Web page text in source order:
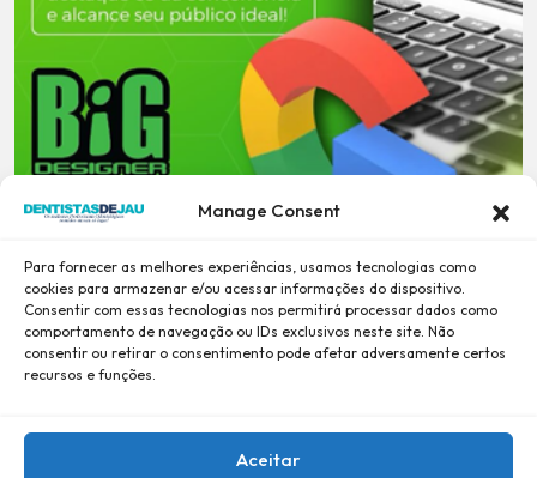
Manage Consent
Para fornecer as melhores experiências, usamos tecnologias como
cookies para armazenar e/ou acessar informações do dispositivo.
Consentir com essas tecnologias nos permitirá processar dados como
comportamento de navegação ou IDs exclusivos neste site. Não
consentir ou retirar o consentimento pode afetar adversamente certos
recursos e funções.
Aceitar